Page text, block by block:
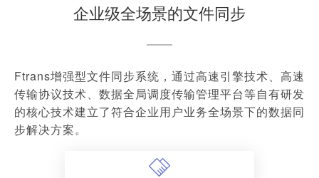
企业级全场景的文件同步
Ftrans增强型文件同步系统，通过高速引擎技术、高速
传输协议技术、数据全局调度传输管理平台等自有研发
的核心技术建立了符合企业用户业务全场景下的数据同
步解决方案。